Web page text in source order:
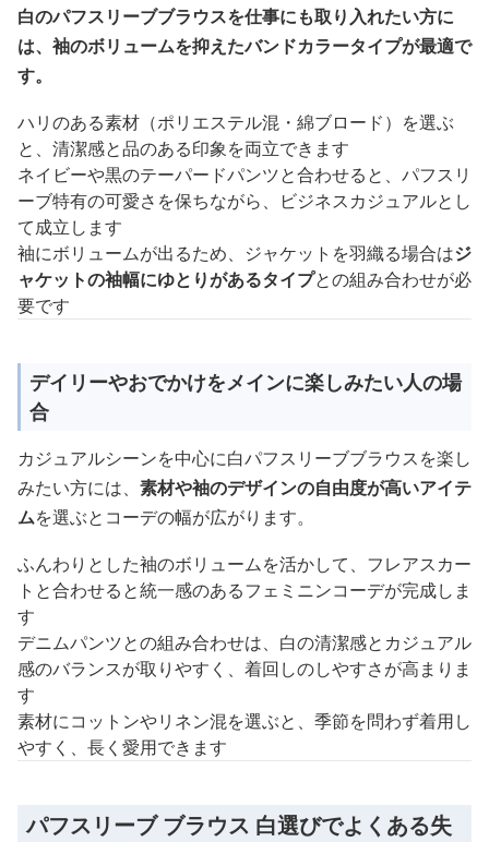
白のパフスリーブブラウスを仕事にも取り入れたい方に
は、袖のボリュームを抑えたバンドカラータイプが最適で
す。
ハリのある素材（ポリエステル混・綿ブロード）を選ぶ
と、清潔感と品のある印象を両立できます
ネイビーや黒のテーパードパンツと合わせると、パフスリ
ーブ特有の可愛さを保ちながら、ビジネスカジュアルとし
て成立します
袖にボリュームが出るため、ジャケットを羽織る場合はジ
ャケットの袖幅にゆとりがあるタイプとの組み合わせが必
要です
デイリーやおでかけをメインに楽しみたい人の場
合
カジュアルシーンを中心に白パフスリーブブラウスを楽し
みたい方には、 素材や袖のデザインの自由度が高いアイテ
ムを選ぶとコーデの幅が広がります。
ふんわりとした袖のボリュームを活かして、フレアスカー
トと合わせると統一感のあるフェミニンコーデが完成しま
す
デニムパンツとの組み合わせは、白の清潔感とカジュアル
感のバランスが取りやすく、着回しのしやすさが高まりま
す
素材にコットンやリネン混を選ぶと、季節を問わず着用し
やすく、長く愛用できます
パフスリーブ ブラウス 白選びでよくある失